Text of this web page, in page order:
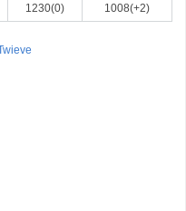
1230(0) 1008(+2)